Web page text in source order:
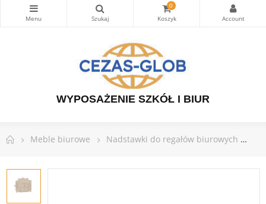
0
WYPOSAŻENIE SZKÓŁ I BIUR
Meble biurowe Nadstawki do regałów biurowych